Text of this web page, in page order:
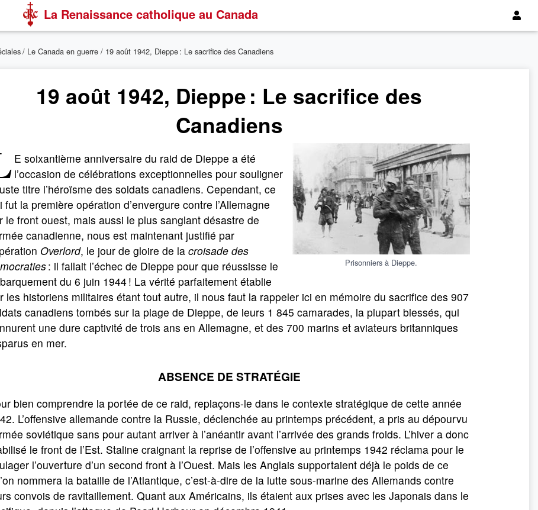
La Renaissance catholique au Canada
/ Le Canada en guerre / 19 août 1942, Dieppe : Le sacrifice des Canadiens
19 août 1942, Dieppe : Le sacrifice des
Canadiens
Prisonniers à Dieppe.
E soixantième anniversaire du raid de Dieppe a été
l’occasion de célébrations exceptionnelles pour souligner
titre l’héroïsme des soldats canadiens. Cependant, ce
fut la première opération d’envergure contre l’Allemagne
le front ouest, mais aussi le plus sanglant désastre de
canadienne, nous est maintenant justifié par
Overlord, le jour de gloire de la croisade des
: il fallait l’échec de Dieppe pour que réussisse le
du 6 juin 1944 ! La vérité parfaitement établie
les historiens militaires étant tout autre, il nous faut la rappeler ici en mémoire du sacrifice des 907
canadiens tombés sur la plage de Dieppe, de leurs 1 845 camarades, la plupart blessés, qui
une dure captivité de trois ans en Allemagne, et des 700 marins et aviateurs britanniques
en mer.
ABSENCE DE STRATÉGIE
bien comprendre la portée de ce raid, replaçons-le dans le contexte stratégique de cette année
L’offensive allemande contre la Russie, déclenchée au printemps précédent, a pris au dépourvu
soviétique sans pour autant arriver à l’anéantir avant l’arrivée des grands froids. L’hiver a donc
le front de l’Est. Staline craignant la reprise de l’offensive au printemps 1942 réclama pour le
l’ouverture d’un second front à l’Ouest. Mais les Anglais supportaient déjà le poids de ce
nommera la bataille de l’Atlantique, c’est-à-dire de la lutte sous-marine des Allemands contre
convois de ravitaillement. Quant aux Américains, ils étaient aux prises avec les Japonais dans le